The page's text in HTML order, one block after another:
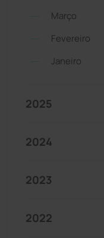
Março
Fevereiro
Janeiro
2025
2024
2023
2022